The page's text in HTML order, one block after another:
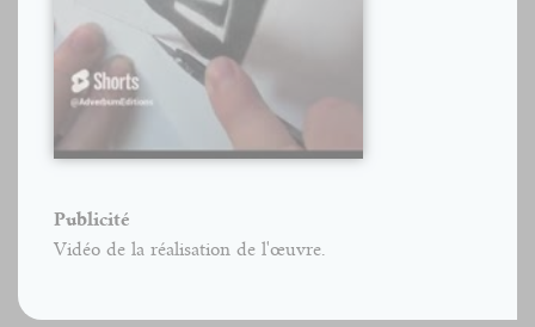
Publicité
Vidéo de la réalisation de l'œuvre.